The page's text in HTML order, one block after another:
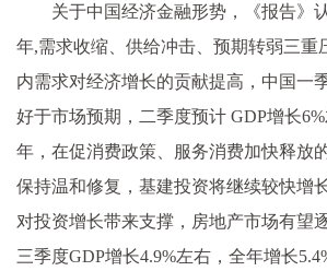
关于中国经济金融形势，《报告》
年,需求收缩、供给冲击、预期转弱三重
内需求对经济增长的贡献提高，中国一
好于市场预期，二季度预计 GDP增长
年，在促消费政策、服务消费加快释放
保持温和修复，基建投资将继续较快增
对投资增长带来支撑，房地产市场有望
三季度GDP增长4.9%左右，全年增长